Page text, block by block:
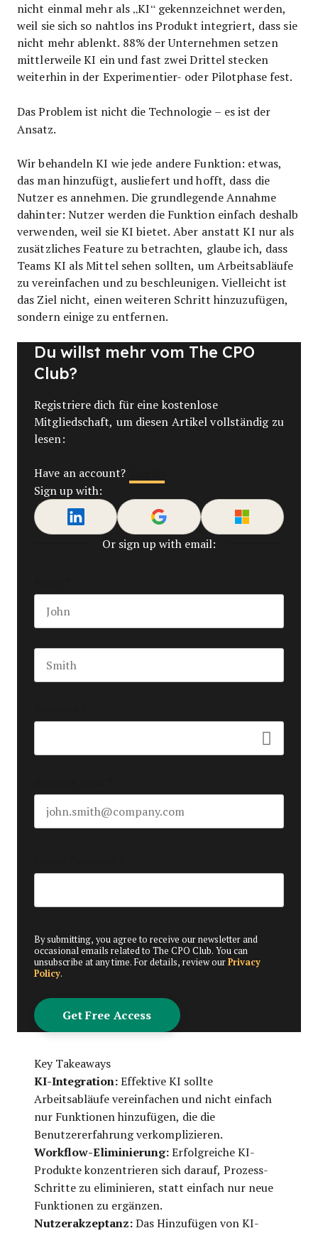
nicht einmal mehr als „KI“ gekennzeichnet werden,
weil sie sich so nahtlos ins Produkt integriert, dass sie
nicht mehr ablenkt. 88% der Unternehmen setzen
mittlerweile KI ein und fast zwei Drittel stecken
weiterhin in der Experimentier- oder Pilotphase fest.
Das Problem ist nicht die Technologie – es ist der
Ansatz.
Wir behandeln KI wie jede andere Funktion: etwas,
das man hinzufügt, ausliefert und hofft, dass die
Nutzer es annehmen. Die grundlegende Annahme
dahinter: Nutzer werden die Funktion einfach deshalb
verwenden, weil sie KI bietet. Aber anstatt KI nur als
zusätzliches Feature zu betrachten, glaube ich, dass
Teams KI als Mittel sehen sollten, um Arbeitsabläufe
zu vereinfachen und zu beschleunigen. Vielleicht ist
das Ziel nicht, einen weiteren Schritt hinzuzufügen,
sondern einige zu entfernen.
Du willst mehr vom The CPO
Club?
Registriere dich für eine kostenlose
Mitgliedschaft, um diesen Artikel vollständig zu
lesen:
Have an account?
Sign up with:
Or sign up with email:
By submitting, you agree to receive our newsletter and
occasional emails related to The CPO Club. You can
unsubscribe at any time. For details, review ourPrivacy
Policy.
Key Takeaways
KI-Integration:Effektive KI sollte
Arbeitsabläufe vereinfachen und nicht einfach
nur Funktionen hinzufügen, die die
Benutzererfahrung verkomplizieren.
Workflow-Eliminierung:Erfolgreiche KI-
Produkte konzentrieren sich darauf, Prozess-
Schritte zu eliminieren, statt einfach nur neue
Funktionen zu ergänzen.
Nutzerakzeptanz:Das Hinzufügen von KI-